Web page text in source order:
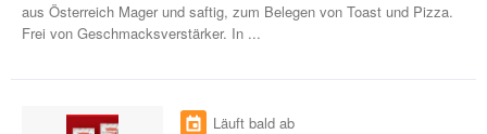
aus Österreich Mager und saftig, zum Belegen von Toast und Pizza.
Frei von Geschmacksverstärker. In ...
Läuft bald ab